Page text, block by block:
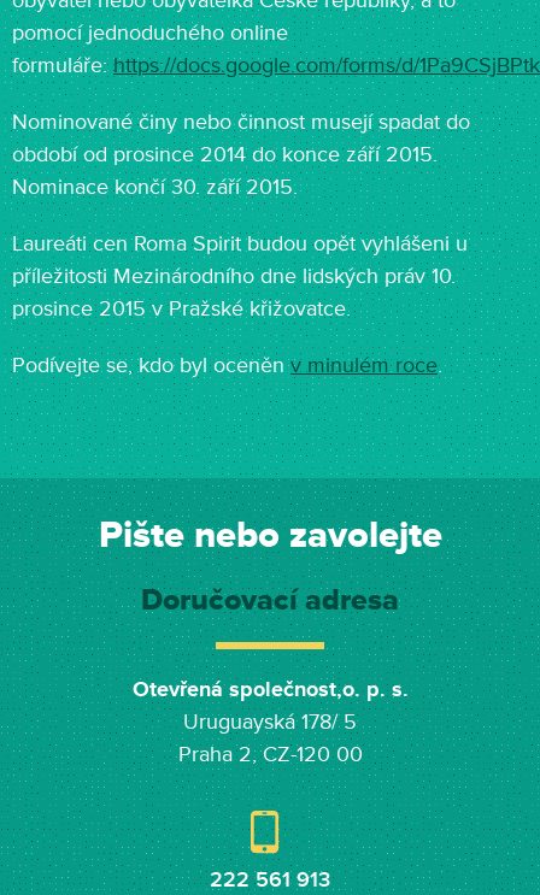
pomocí jednoduchého online
formuláře:https://docs.google.com/forms/d/
Nominované činy nebo činnost musejí spadat do
období od prosince 2014 do konce září 2015.
Nominace končí 30. září 2015.
Laureáti cen Roma Spirit budou opět vyhlášeni u
příležitosti Mezinárodního dne lidských práv 10.
prosince 2015 v Pražské křižovatce.
Podívejte se, kdo byl oceněnv minulém roce.
Pište nebo zavolejte
Doručovací adresa
Otevřená společnost,o. p. s.
Uruguayská 178/ 5
Praha 2, CZ-120 00
222 561 913